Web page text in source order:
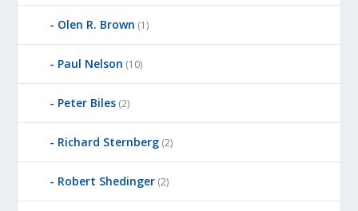
Olen R. Brown (1)
Paul Nelson (10)
Peter Biles (2)
Richard Sternberg (2)
Robert Shedinger (2)